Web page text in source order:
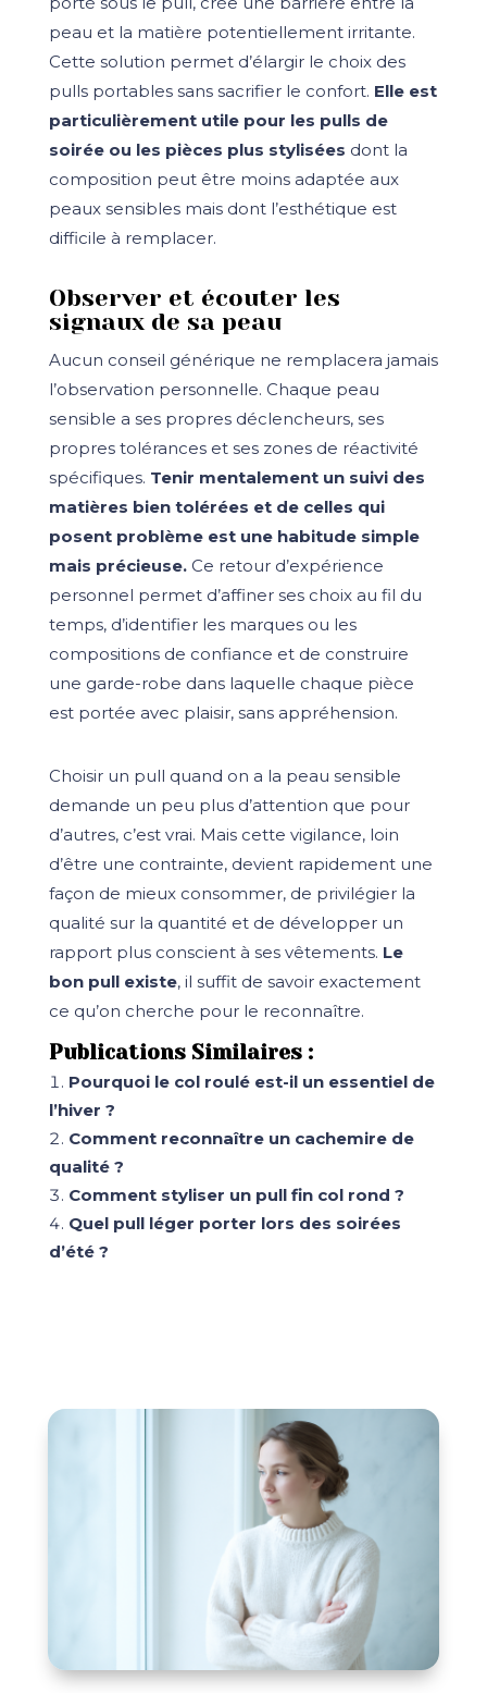
peau et la matière potentiellement irritante.
Cette solution permet d’élargir le choix des
pulls portables sans sacrifier le confort. Elle est
particulièrement utile pour les pulls de
soirée ou les pièces plus stylisées dont la
composition peut être moins adaptée aux
peaux sensibles mais dont l’esthétique est
difficile à remplacer.
Observer et écouter les
signaux de sa peau
Aucun conseil générique ne remplacera jamais
l’observation personnelle. Chaque peau
sensible a ses propres déclencheurs, ses
propres tolérances et ses zones de réactivité
spécifiques. Tenir mentalement un suivi des
matières bien tolérées et de celles qui
posent problème est une habitude simple
mais précieuse.Ce retour d’expérience
personnel permet d’affiner ses choix au fil du
temps, d’identifier les marques ou les
compositions de confiance et de construire
une garde-robe dans laquelle chaque pièce
est portée avec plaisir, sans appréhension.
Choisir un pull quand on a la peau sensible
demande un peu plus d’attention que pour
d’autres, c’est vrai. Mais cette vigilance, loin
d’être une contrainte, devient rapidement une
façon de mieux consommer, de privilégier la
qualité sur la quantité et de développer un
rapport plus conscient à ses vêtements. Le
bon pull existe, il suffit de savoir exactement
ce qu’on cherche pour le reconnaître.
Publications Similaires :
Pourquoi le col roulé est-il un essentiel de
l’hiver ?
Comment reconnaître un cachemire de
qualité ?
Comment styliser un pull fin col rond ?
Quel pull léger porter lors des soirées
d’été ?